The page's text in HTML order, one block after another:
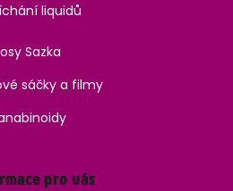
liquidů
Sazka
sáčky a filmy
pro vás